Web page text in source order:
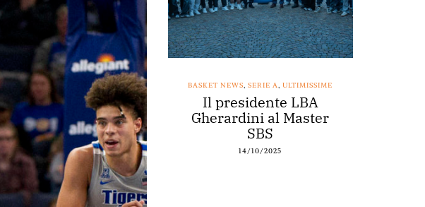
BASKET NEWS ULTIMISSIME
Piazza Paci a canestro
con un’opera d’arte a
cielo aperto
17/06/2026
BASKET NEWS,SERIE A,ULTIMISSIME
Il presidente LBA
Gherardini al Master
SBS
14/10/2025